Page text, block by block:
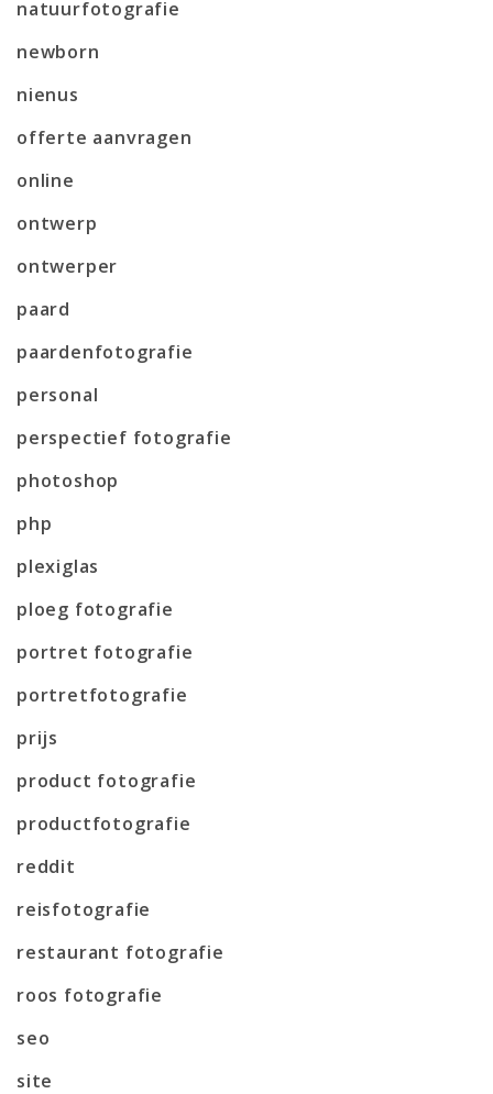
natuurfotografie
newborn
nienus
offerte aanvragen
online
ontwerp
ontwerper
paard
paardenfotografie
personal
perspectief fotografie
photoshop
php
plexiglas
ploeg fotografie
portret fotografie
portretfotografie
prijs
product fotografie
productfotografie
reddit
reisfotografie
restaurant fotografie
roos fotografie
seo
site